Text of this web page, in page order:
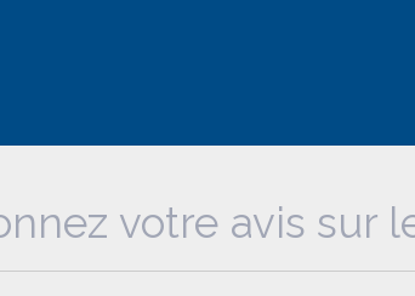
votre avis sur